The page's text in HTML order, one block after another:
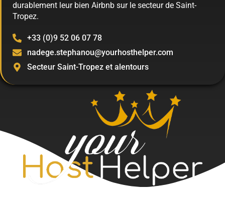
durablement leur bien Airbnb sur le secteur de Saint-
Tropez.
+33 (0)9 52 06 07 78
nadege.stephanou@yourhosthelper.com
Secteur Saint-Tropez et alentours